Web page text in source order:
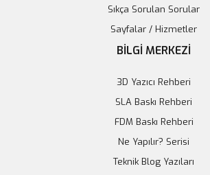
Sepete Ekle
%3
Sıkça Sorulan Sorular
Sayfalar / Hizmetler
BİLGİ MERKEZİ
3D Yazıcı Rehberi
SLA Baskı Rehberi
FDM Baskı Rehberi
Ne Yapılır? Serisi
Teknik Blog Yazıları